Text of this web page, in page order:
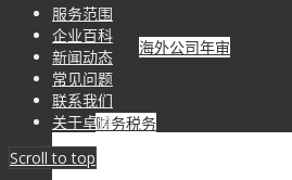
海外公司年审
财务税务
服务范围
企业百科
新闻动态
常见问题
联系我们
关于卓道
Scroll to top